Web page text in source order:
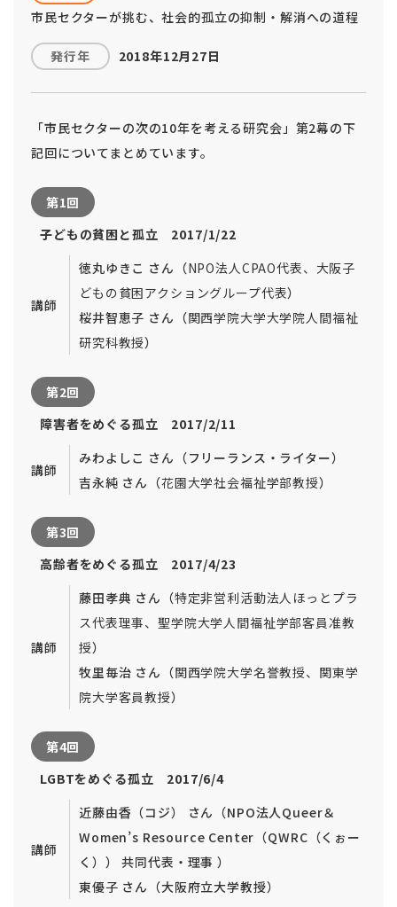
市民セクターが挑む、社会的孤立の抑制・解消への道程
発行年 2018年12月27日
「市民セクターの次の10年を考える研究会」第2幕の下
記回についてまとめています。
第1回
子どもの貧困と孤立 2017/1/22
講師
徳丸ゆきこ さん（NPO法人CPAO代表、大阪子
どもの貧困アクショングループ代表）
桜井智恵子 さん（関西学院大学大学院人間福祉
研究科教授）
第2回
障害者をめぐる孤立 2017/2/11
講師
みわよしこ さん（フリーランス・ライター）
吉永純 さん（花園大学社会福祉学部教授）
第3回
高齢者をめぐる孤立 2017/4/23
講師
藤田孝典 さん（特定非営利活動法人ほっとプラ
ス代表理事、聖学院大学人間福祉学部客員准教
授）
牧里毎治 さん（関西学院大学名誉教授、関東学
院大学客員教授）
第4回
LGBTをめぐる孤立 2017/6/4
講師
近藤由香（コジ） さん（NPO法人Queer＆
Women’s Resource Center（QWRC（くぉー
く）） 共同代表・理事 ）
東優子 さん（大阪府立大学教授）